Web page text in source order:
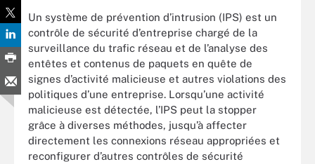
Un système de prévention d’intrusion (IPS) est un
contrôle de sécurité d’entreprise chargé de la
surveillance du trafic réseau et de l’analyse des
entêtes et contenus de paquets en quête de
signes d’activité malicieuse et autres violations des
politiques d’une entreprise. Lorsqu’une activité
malicieuse est détectée, l’IPS peut la stopper
grâce à diverses méthodes, jusqu’à affecter
directement les connexions réseau appropriées et
reconfigurer d’autres contrôles de sécurité